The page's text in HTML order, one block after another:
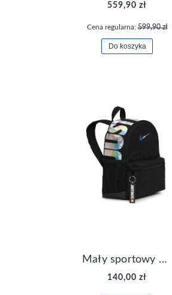
559,90 zł
Cena regularna:599,90 zł
Do koszyka
Mały sportowy plecak plecaczek Nike Brasilia JDI DR6091-017
140,00 zł